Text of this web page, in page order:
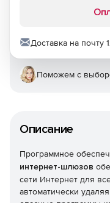
Описание
Программное
интернет-шлюзов
сети Интернет для
автоматически
Доставка на почту
Поможем с